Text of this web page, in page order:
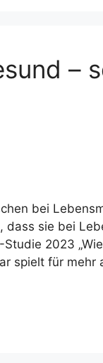
–
bei
sie bei
2023
spielt für mehr